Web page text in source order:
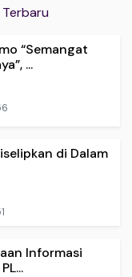
“Semangat
...
di Dalam
Informasi